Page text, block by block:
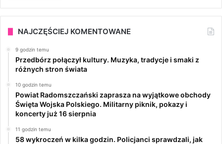
NAJCZĘŚCIEJ KOMENTOWANE
9 godzin temu
Przedbórz połączył kultury. Muzyka, tradycje i smaki z
różnych stron świata
10 godzin temu
Powiat Radomszczański zaprasza na wyjątkowe obchody
Święta Wojska Polskiego. Militarny piknik, pokazy i
koncerty już 16 sierpnia
11 godzin temu
58 wykroczeń w kilka godzin. Policjanci sprawdzali, jak